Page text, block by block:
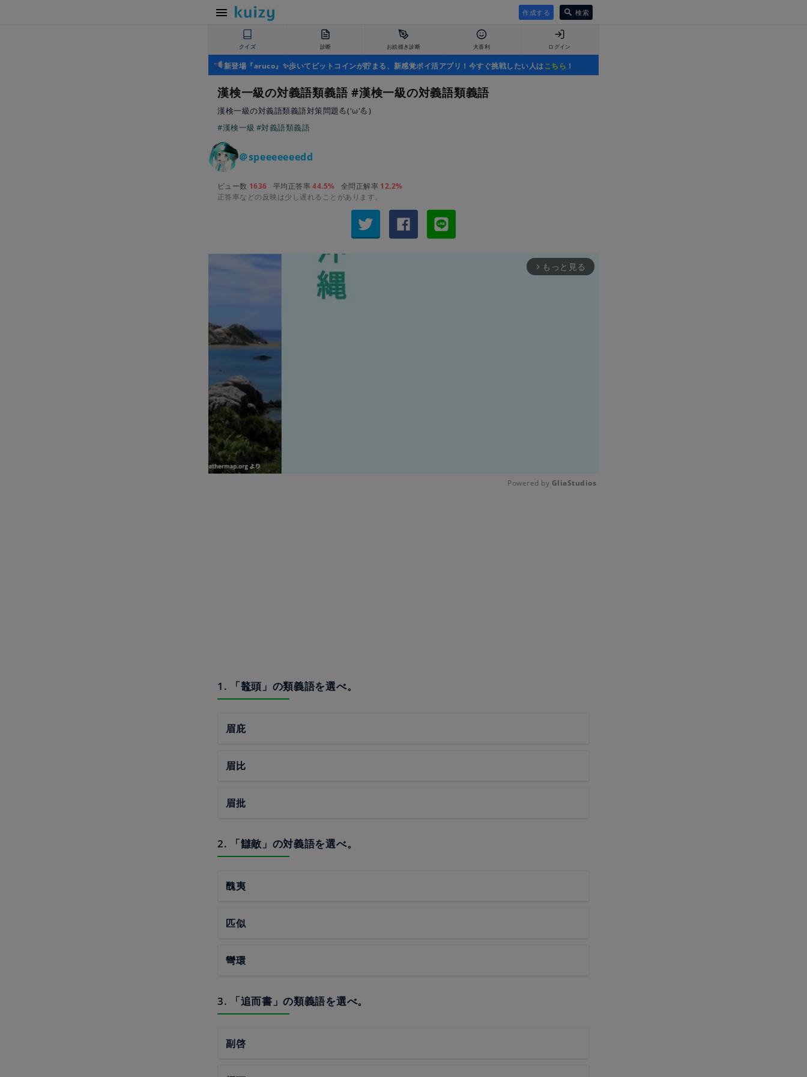
作成する 検索
クイズ 診断 お絵描き診断 大喜利 ログイン
新登場『aruco』✨歩いてビットコインが貯まる、新感覚ポイ活アプリ！今すぐ挑戦したい人はこちら ！
漢検一級の対義語類義語 #漢検一級の対義語類義語
漢検一級の対義語類義語対策問題︎💪('ω'💪)
#漢検一級 #対義語類義語
＠speeeeeeedd
ビュー数 1636 平均正答率44.5% 全問正解率 12.2%
正答率などの反映は少し遅れることがあります。
arrow_forward_ios もっと見る
Powered by GliaStudios
1. 「鼇頭」の類義語を選べ。
眉庇
眉比
眉批
2. 「讎敵」の対義語を選べ。
醜夷
匹似
彎環
3. 「追而書」の類義語を選べ。
副啓